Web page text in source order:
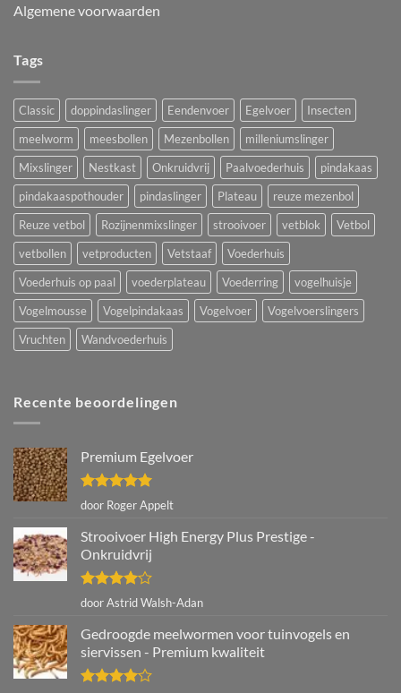
Algemene voorwaarden
Tags
Classic doppindaslinger Eendenvoer Egelvoer
Insecten
meelworm
meesbollen Mezenbollen
milleniumslinger
Mixslinger
Nestkast Onkruidvrij Paalvoederhuis
pindakaas
pindakaaspothouder
pindaslinger Plateau
reuze mezenbol
Reuze vetbol
Rozijnenmixslinger strooivoer vetblok
Vetbol
vetbollen
vetproducten Vetstaaf
Voederhuis
Voederhuis op paal
voederplateau Voederring
vogelhuisje
Vogelmousse
Vogelpindakaas Vogelvoer
Vogelvoerslingers
Vruchten
Wandvoederhuis
Recente beoordelingen
Premium Egelvoer
Gewaardeerd
uit 5
door Roger Appelt
Strooivoer High Energy Plus Prestige -
Onkruidvrij
Gewaardeerd
door Astrid Walsh-Adan
Gedroogde meelwormen voor tuinvogels en
siervissen - Premium kwaliteit